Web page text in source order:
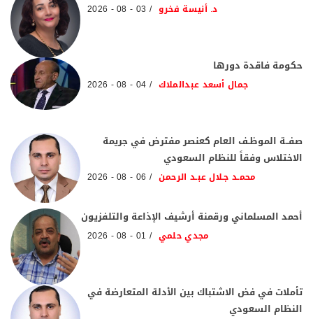
د. أنيسة فخرو 03 - 08 - 2026
حكومة فاقدة دورها
جمال أسعد عبدالملاك 04 - 08 - 2026
صفــة الموظـف العام كعنصر مفترض في جريمة
الاختلاس وفقاً للنظام السعودي
محمـد جـلال عبـد الرحمن 06 - 08 - 2026
أحمد المسلماني ورقمنة أرشيف الإذاعة والتلفزيون
مجدي حلمي 01 - 08 - 2026
تأملات في فض الاشتباك بين الأدلة المتعارضة في
النظام السعودي